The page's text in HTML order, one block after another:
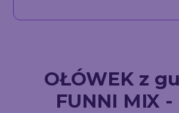
OŁÓWEK z
FUNNI MIX